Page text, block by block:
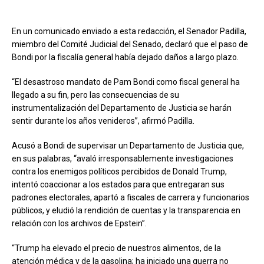
En un comunicado enviado a esta redacción, el Senador Padilla,
miembro del Comité Judicial del Senado, declaró que el paso de
Bondi por la fiscalía general había dejado daños a largo plazo.
“El desastroso mandato de Pam Bondi como fiscal general ha
llegado a su fin, pero las consecuencias de su
instrumentalización del Departamento de Justicia se harán
sentir durante los años venideros”, afirmó Padilla.
Acusó a Bondi de supervisar un Departamento de Justicia que,
en sus palabras, “avaló irresponsablemente investigaciones
contra los enemigos políticos percibidos de Donald Trump,
intentó coaccionar a los estados para que entregaran sus
padrones electorales, apartó a fiscales de carrera y funcionarios
públicos, y eludió la rendición de cuentas y la transparencia en
relación con los archivos de Epstein”.
“Trump ha elevado el precio de nuestros alimentos, de la
atención médica y de la gasolina; ha iniciado una guerra no